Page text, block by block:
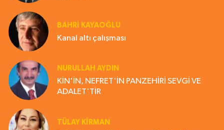
BAHRI KAYAOĞLU
Kanal altı çalışması
NURULLAH AYDIN
KİN'İN, NEFRET'İN PANZEHİRİ SEVGİ VE
ADALET'TİR
TÜLAY KİRMAN